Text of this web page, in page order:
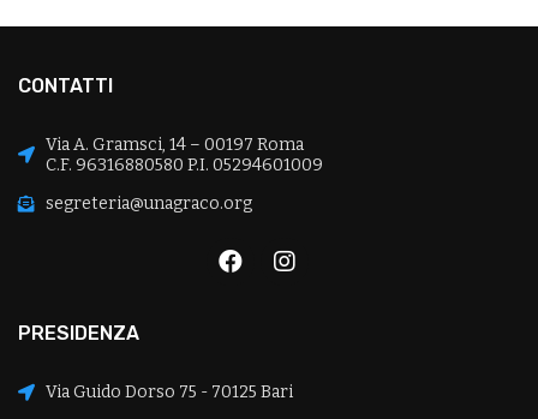
CONTATTI
Via A. Gramsci, 14 – 00197 Roma
C.F. 96316880580 P.I. 05294601009
segreteria@unagraco.org
PRESIDENZA
Via Guido Dorso 75 - 70125 Bari